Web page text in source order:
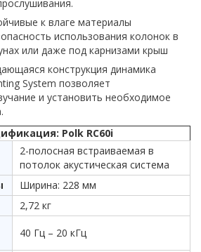
к влаге материалы
использования колонок в
или даже под карнизами крыш
конструкция динамика
System позволяет
и установить необходимое
Polk RC60i
2-полосная встраиваемая в
потолок акустическая система
Ширина: 228 мм
2,72 кг
40 Гц – 20 кГц